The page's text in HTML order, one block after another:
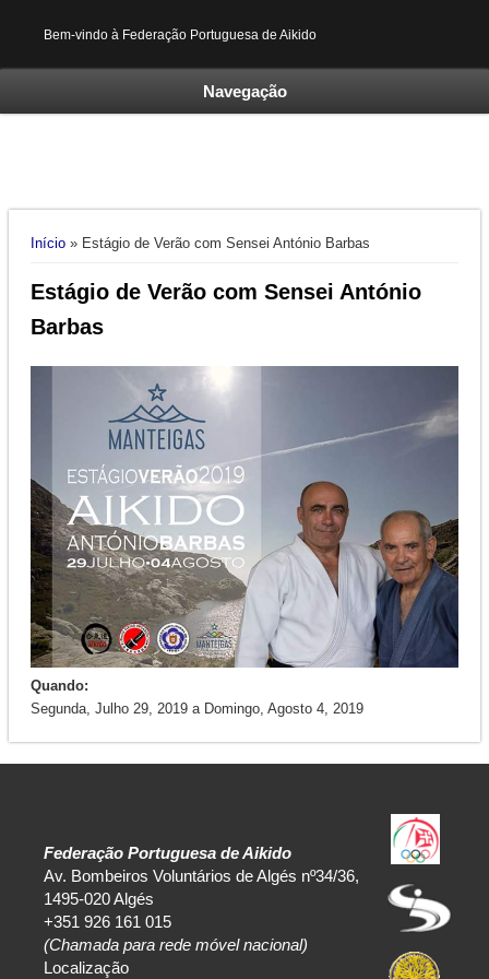
Bem-vindo à Federação Portuguesa de Aikido
Navegação
Está aqui
Início» Estágio de Verão com Sensei António Barbas
Estágio de Verão com Sensei António
Barbas
Quando:
Segunda, Julho 29, 2019a Domingo, Agosto 4, 2019
Federação Portuguesa de Aikido
Av. Bombeiros Voluntários de Algés nº34/36,
1495-020 Algés
+351 926 161 015
(Chamada para rede móvel nacional)
Localização